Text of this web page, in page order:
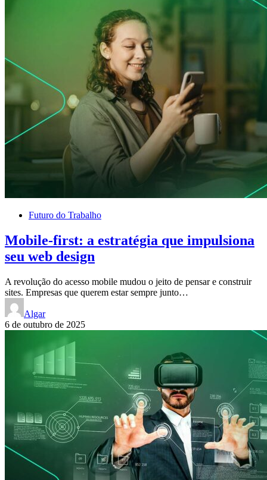
Futuro do Trabalho
Mobile-first: a estratégia que impulsiona
seu web design
A revolução do acesso mobile mudou o jeito de pensar e construir
sites. Empresas que querem estar sempre junto…
Algar
6 de outubro de 2025